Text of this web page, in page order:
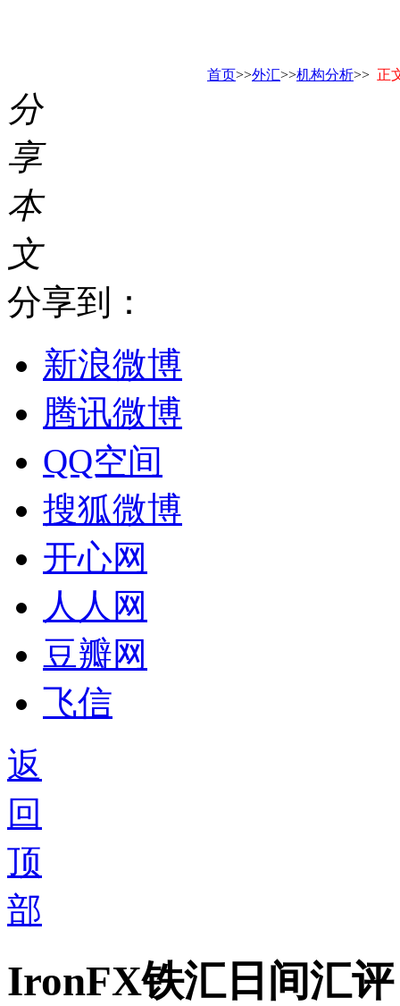
首页>>外汇>>机构分析>> 正
分
享
本
文
分享到：
新浪微博
腾讯微博
QQ空间
搜狐微博
开心网
人人网
豆瓣网
飞信
返
回
顶
部
IronFX铁汇日间汇